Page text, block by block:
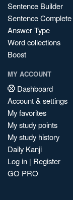
Sentence Builder
Sentence Complete
Answer Type
Word collections
Boost
MY ACCOUNT
Dashboard
Account & settings
My favorites
My study points
My study history
Daily Kanji
Log in | Register
GO PRO